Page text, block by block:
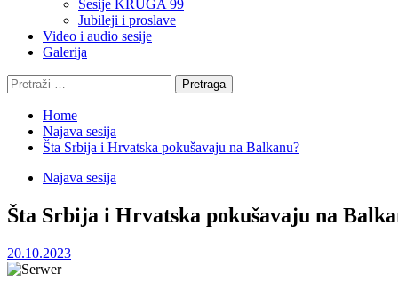
Sesije KRUGA 99
Jubileji i proslave
Video i audio sesije
Galerija
Pretraga:
Home
Najava sesija
Šta Srbija i Hrvatska pokušavaju na Balkanu?
Najava sesija
Šta Srbija i Hrvatska pokušavaju na
20.10.2023